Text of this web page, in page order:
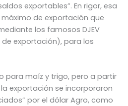
exportables”. En rigor, esa
de exportación que
los famosos DJEV
exportación), para los
para maíz y trigo, pero a partir
exportación se incorporaron
por el dólar Agro, como